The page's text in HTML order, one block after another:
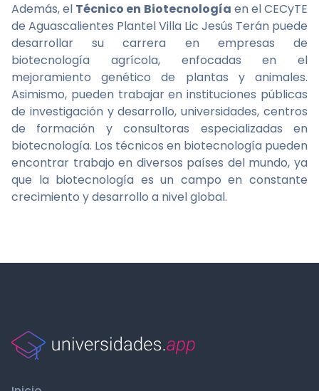
Además, el Técnico en Biotecnología en el CECyTE
de Aguascalientes Plantel Villa Lic Jesús Terán puede
desarrollar su carrera en empresas de
biotecnología agrícola, enfocadas en el
mejoramiento genético de plantas y animales.
Asimismo, pueden trabajar en instituciones públicas
de investigación y desarrollo, universidades, centros
de formación y consultoras especializadas en
biotecnología. Los técnicos en biotecnología pueden
encontrar trabajo en diversos países del mundo, ya
que la biotecnología es un campo en constante
crecimiento y desarrollo a nivel global.